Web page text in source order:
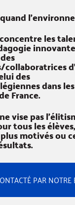
les
des
dans
France.
vise pas
tous les
motivés ou
PAR NOTRE